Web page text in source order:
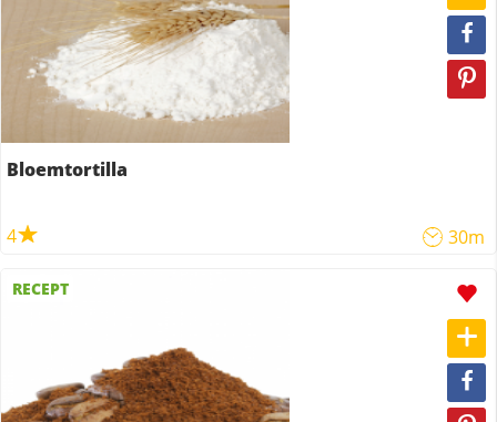
Bloemtortilla
4 30m
RECEPT